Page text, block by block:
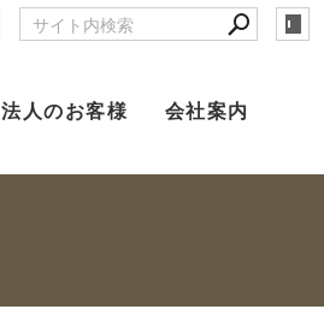
法人のお客様 会社案内